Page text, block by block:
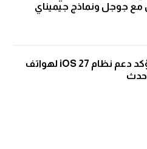
مع جوجل ونماذج جيميناي
شركة أبل تؤكد دعم نظام iOS 27 لهواتف